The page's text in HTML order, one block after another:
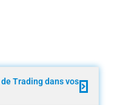
Trading dans vos